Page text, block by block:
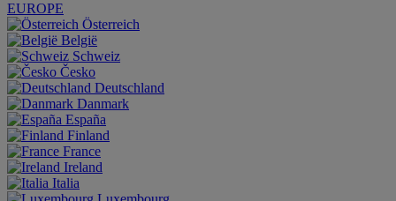
EUROPE
Österreich
België
Schweiz
Česko
Deutschland
Danmark
España
Finland
France
Ireland
Italia